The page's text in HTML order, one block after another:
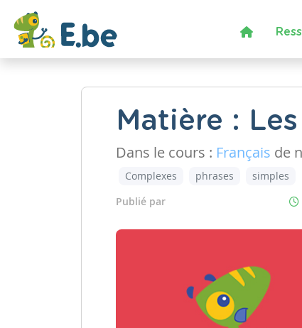
Matière :
Dans le cours : Français de
Complexes phrases
simples
Publié par